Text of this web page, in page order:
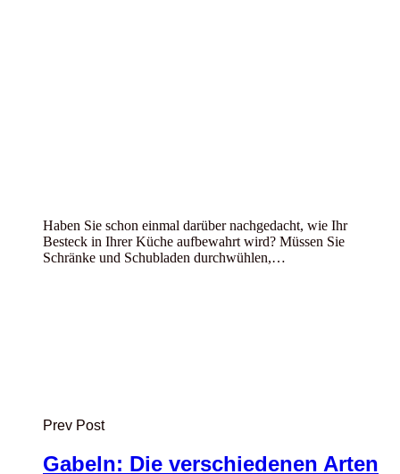
Haben Sie schon einmal darüber nachgedacht, wie Ihr
Besteck in Ihrer Küche aufbewahrt wird? Müssen Sie
Schränke und Schubladen durchwühlen,…
Prev Post
Gabeln: Die verschiedenen Arten